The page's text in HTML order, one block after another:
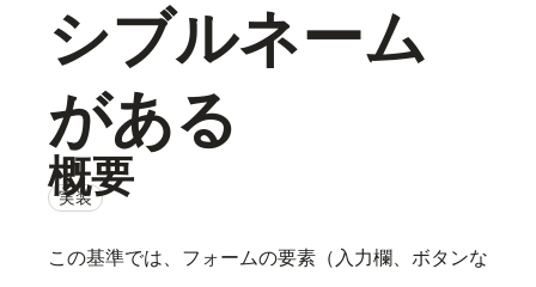
シブルネーム
がある
実装
概要
この基準では、フォームの要素（入力欄、ボタンな